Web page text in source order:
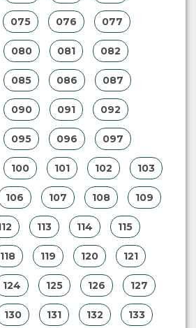
075 076 077
080 081 082
085 086 087
090 091 092
095 096 097
100 101 102 103
106 107 108 109
113 114 115
118 119 120 121
124 125 126 127
130 131 132 133